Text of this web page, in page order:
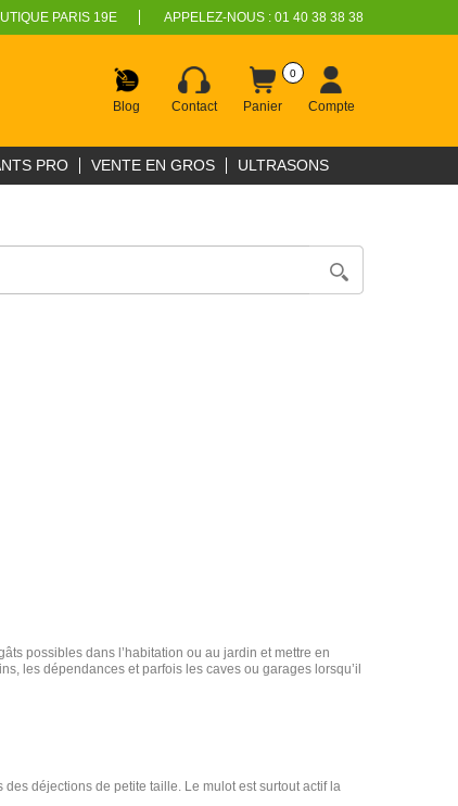
PARIS 19E APPELEZ-NOUS : 01 40 38 38 38
Blog Contact Panier
0
Compte
PRO VENTE EN GROS ULTRASONS
possibles dans l’habitation ou au jardin et mettre en
les dépendances et parfois les caves ou garages lorsqu’il
déjections de petite taille. Le mulot est surtout actif la